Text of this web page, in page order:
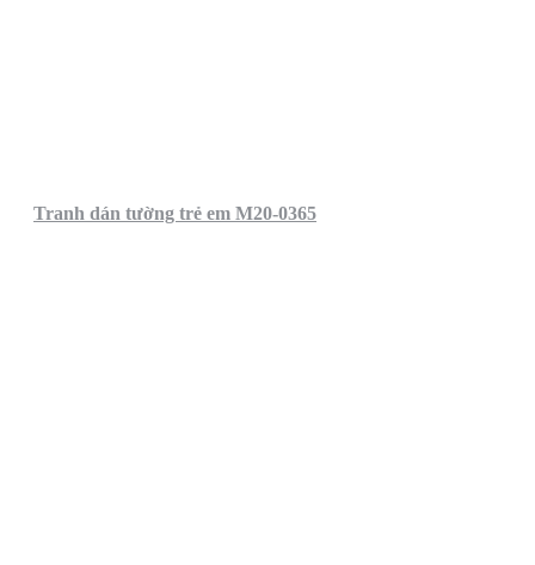
Tranh dán tường trẻ em M20-0365